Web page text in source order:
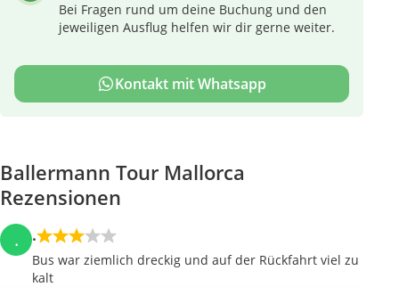
Bei Fragen rund um deine Buchung und den
jeweiligen Ausflug helfen wir dir gerne weiter.
Kontakt mit Whatsapp
Ballermann Tour Mallorca
Rezensionen
. .
Bus war ziemlich dreckig und auf der Rückfahrt viel zu
kalt